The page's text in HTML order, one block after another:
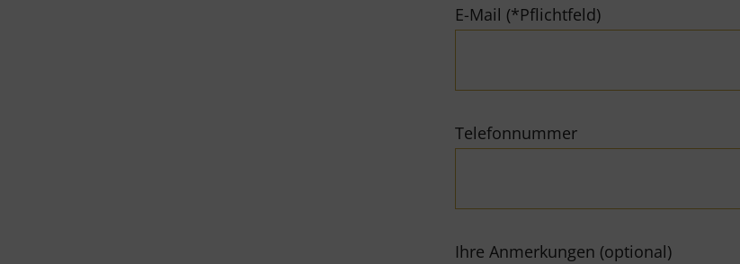
E-Mail (*Pflichtfeld)
Telefonnummer
Ihre Anmerkungen (optional)